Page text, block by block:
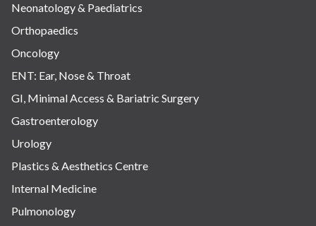
Neonatology & Paediatrics
Orthopaedics
Oncology
ENT: Ear, Nose & Throat
GI, Minimal Access & Bariatric Surgery
Gastroenterology
Urology
Plastics & Aesthetics Centre
Internal Medicine
Pulmonology